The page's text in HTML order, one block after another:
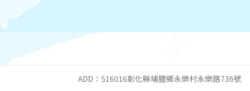
ADD：516016彰化縣埔鹽鄉永樂村永樂路736號